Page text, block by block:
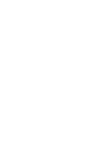
كوت ديفوار
بسبب الأمطار
ونفوق مئات
الجرحى